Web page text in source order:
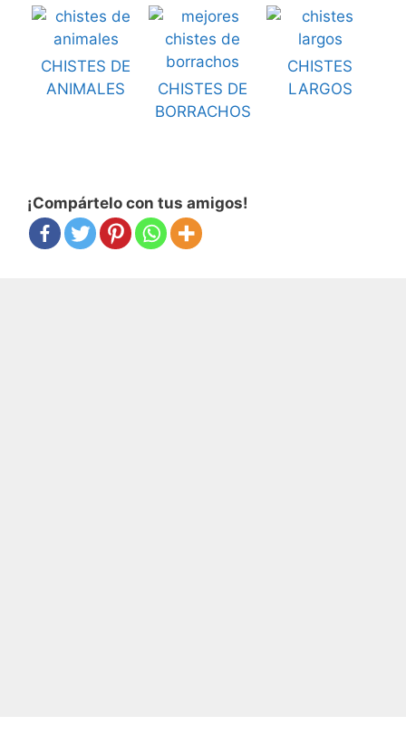
CHISTES DE
ANIMALES
CHISTES DE
BORRACHOS
CHISTES
LARGOS
¡Compártelo con tus amigos!